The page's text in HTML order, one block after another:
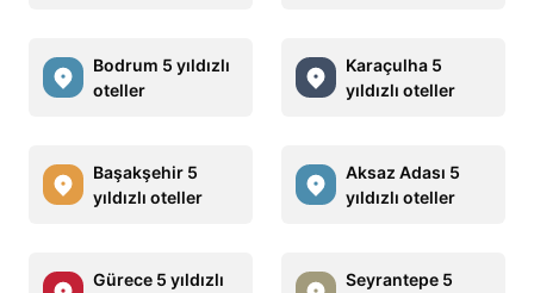
Bodrum 5 yıldızlı
oteller
Karaçulha 5
yıldızlı oteller
Başakşehir 5
yıldızlı oteller
Aksaz Adası 5
yıldızlı oteller
Gürece 5 yıldızlı
Seyrantepe 5